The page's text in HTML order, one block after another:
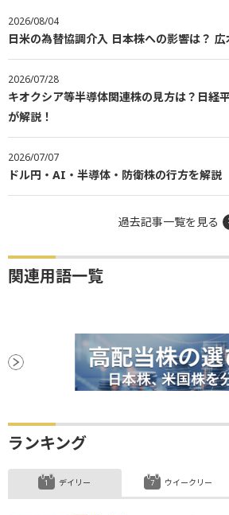
2026/08/04
日米の為替協調介入 日本株への影響は？
2026/07/28
キオクシア等半導体関連株の見方は？日経
が解説！
2026/07/07
ドル円・AI・半導体・防衛株の行方を解説
過去記事一覧を見る
関連用語一覧
ランキング
デイリー ウイークリー